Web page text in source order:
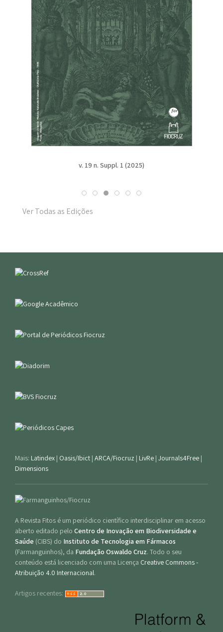
v. 19 n. Suppl. 1 (2025)
Ver Todas as Edições
Mais: Latindex | Oasis/Ibict | ARCA/Fiocruz | LivRe | Journals4Free |
Dimensions
A Revista Fitos é um periódico científico interdisciplinar em acesso
aberto editado pelo Centro de Inovação em Biodiversidade e
Saúde (CIBS) do Instituto de Tecnologia em Fármacos
(Farmanguinhos), da Fundação Oswaldo Cruz. Todo o seu
conteúdo está licenciado com uma Licença Creative Commons -
Atribuição 4.0 Internacional.
Artigos recentes: